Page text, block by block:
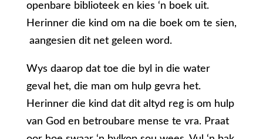
openbare biblioteek en kies ‘n boek uit.
Herinner die kind om na die boek om te sien,
aangesien dit net geleen word.
Wys daarop dat toe die byl in die water
geval het, die man om hulp gevra het.
Herinner die kind dat dit altyd reg is om hulp
van God en betroubare mense te vra. Praat